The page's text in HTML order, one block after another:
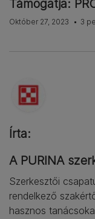
Támogatja:
Október 27, 2023 3
Írta:
A PURINA
Szerkesztői
rendelkező
hasznos